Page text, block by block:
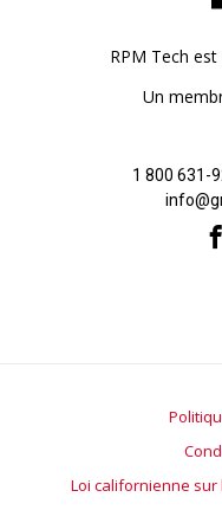
RPM Tech
Un
1 800 631-
Loi californienne sur